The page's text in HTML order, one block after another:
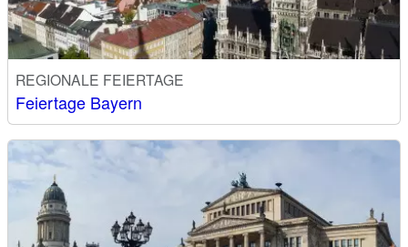
REGIONALE FEIERTAGE
Feiertage Bayern